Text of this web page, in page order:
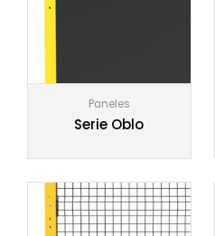
Paneles
Serie Oblo